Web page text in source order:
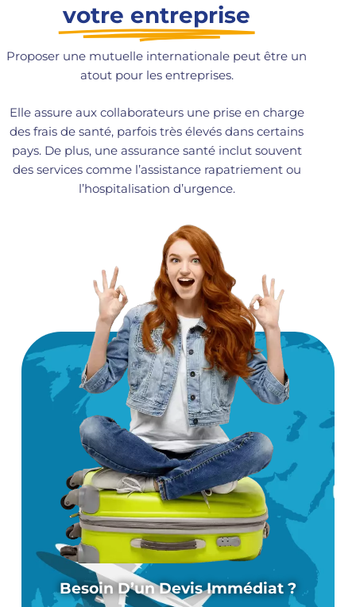
votre entreprise
Proposer une mutuelle internationale peut être un
atout pour les entreprises.
Elle assure aux collaborateurs une prise en charge
des frais de santé, parfois très élevés dans certains
pays. De plus, une assurance santé inclut souvent
des services comme l’assistance rapatriement ou
l’hospitalisation d’urgence.
Besoin D’un Devis Immédiat ?